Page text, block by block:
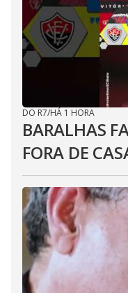
DO R7/HÁ 1 HORA
BARALHAS
FORA DE